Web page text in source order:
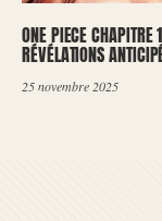
ONE PIECE CHAPITRE
RÉVÉLATIONS
25 novembre 2025